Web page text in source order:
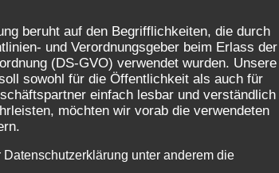
30 MINUTEN
beruht auf den Begrifflichkeiten, die durch
und Verordnungsgeber beim Erlass der
(DS-GVO) verwendet wurden. Unsere
sowohl für die Öffentlichkeit als auch für
einfach lesbar und verständlich
möchten wir vorab die verwendeten
unter anderem die